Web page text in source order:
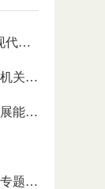
全省党校系统“党性教育与奋力在中国式现代化进程中展现贵州新风采”理论研讨会召开
省直机关第四片区2026年上半年联系指导机关党建工作会议在我校召开
川渝黔蓉协同提升成渝地区双城经济圈发展能级学术研讨会在贵阳举行
贵州省委党校（行政学院）校（院）委会专题传达学习全国党校（行政学院）校长 （院长）会议精神